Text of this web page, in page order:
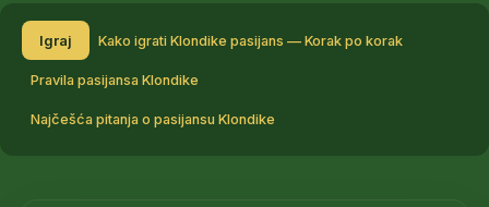
Igraj Kako igrati Klondike pasijans — Korak po korak
Pravila pasijansa Klondike
Najčešća pitanja o pasijansu Klondike